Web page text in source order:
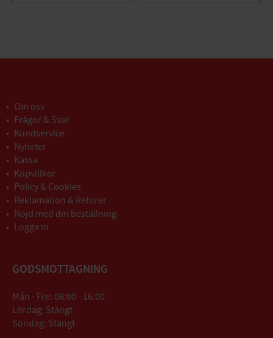
Om oss
Frågor & Svar
Kundservice
Nyheter
Kassa
Köpvillkor
Policy & Cookies
Reklamation & Returer
Nöjd med din beställning
Logga in
GODSMOTTAGNING
Mån - Fre: 08:00 - 16:00
Lördag: Stängt
Söndag: Stängt